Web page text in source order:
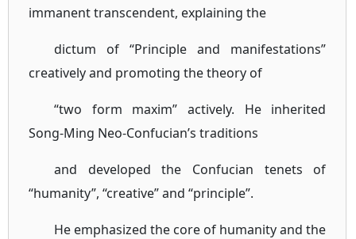
immanent transcendent, explaining the
dictum of “Principle and manifestations”
creatively and promoting the theory of
“two form maxim” actively. He inherited
Song-Ming Neo-Confucian’s traditions
and developed the Confucian tenets of
“humanity”, “creative” and “principle”.
He emphasized the core of humanity and the